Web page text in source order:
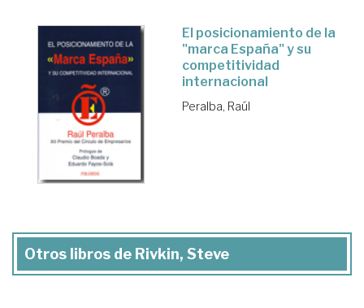
El posicionamiento de la
"marca España" y su
competitividad
internacional
Peralba, Raúl
Otros libros de Rivkin, Steve